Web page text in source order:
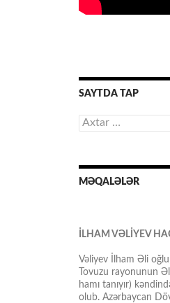
SAYTDA TAP
Axtarış:
MƏQALƏLƏR
İLHAM VƏLİYEV
Vəliyev İlham Əli
Tovuzu rayonunun
hamı tanıyır)
olub. Azərbaycan